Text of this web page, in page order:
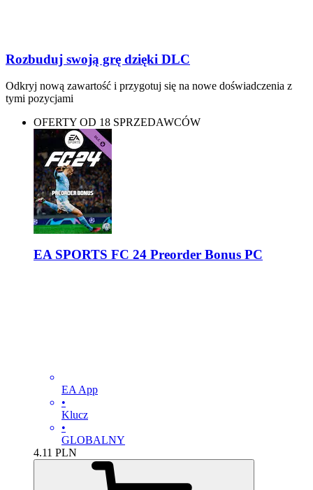
Rozbuduj swoją grę dzięki DLC
Odkryj nową zawartość i przygotuj się na nowe doświadczenia z
tymi pozycjami
OFERTY OD 18 SPRZEDAWCÓW
EA SPORTS FC 24 Preorder Bonus PC
EA App
•
Klucz
•
GLOBALNY
4.11 PLN